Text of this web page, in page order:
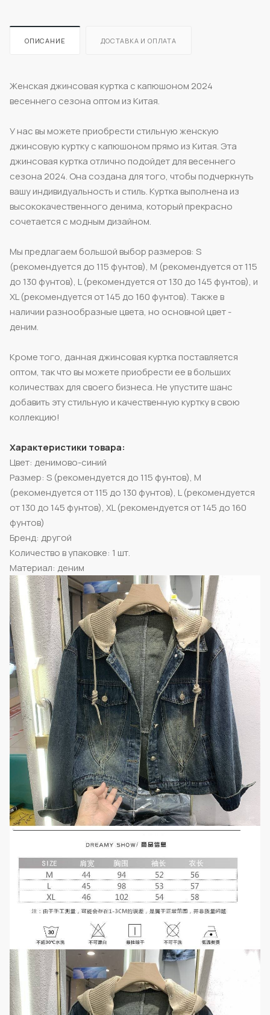
ОПИСАНИЕ ДОСТАВКА И ОПЛАТА
Женская джинсовая куртка с капюшоном 2024
весеннего сезона оптом из Китая.
У нас вы можете приобрести стильную женскую
джинсовую куртку с капюшоном прямо из Китая. Эта
джинсовая куртка отлично подойдет для весеннего
сезона 2024. Она создана для того, чтобы подчеркнуть
вашу индивидуальность и стиль. Куртка выполнена из
высококачественного денима, который прекрасно
сочетается с модным дизайном.
Мы предлагаем большой выбор размеров: S
(рекомендуется до 115 фунтов), M (рекомендуется от 115
до 130 фунтов), L (рекомендуется от 130 до 145 фунтов), и
XL (рекомендуется от 145 до 160 фунтов). Также в
наличии разнообразные цвета, но основной цвет -
деним.
Кроме того, данная джинсовая куртка поставляется
оптом, так что вы можете приобрести ее в больших
количествах для своего бизнеса. Не упустите шанс
добавить эту стильную и качественную куртку в свою
коллекцию!
Характеристики товара:
Цвет: денимово-синий
Размер: S (рекомендуется до 115 фунтов), M
(рекомендуется от 115 до 130 фунтов), L (рекомендуется
от 130 до 145 фунтов), XL (рекомендуется от 145 до 160
фунтов)
Бренд: другой
Количество в упаковке: 1 шт.
Материал: деним